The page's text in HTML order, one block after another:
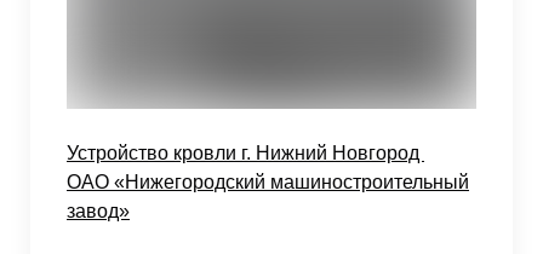
Устройство кровли г. Нижний Новгород
ОАО «Нижегородский машиностроительный
завод»